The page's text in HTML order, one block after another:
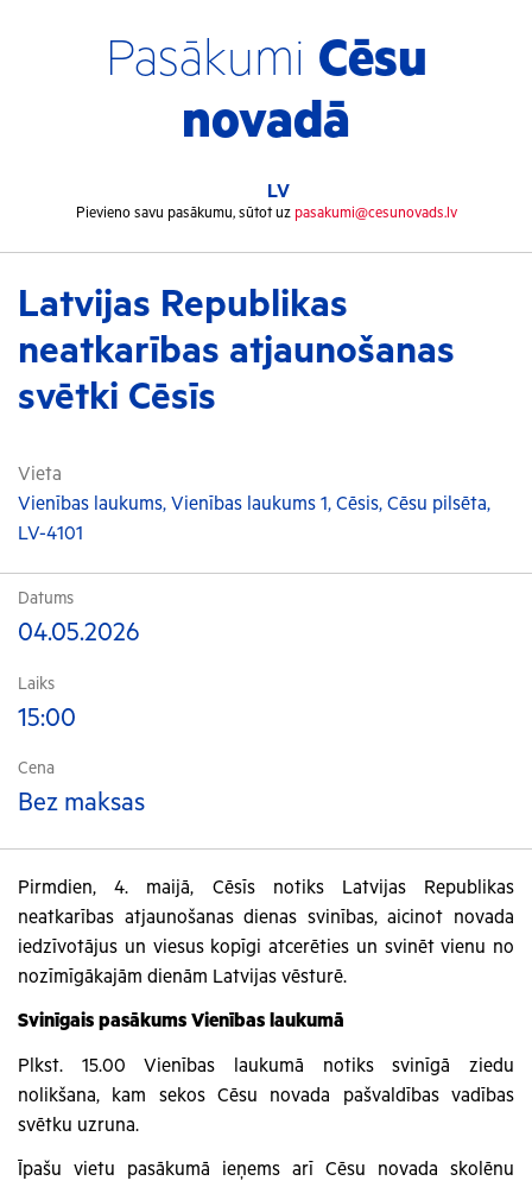
Pasākumi Cēsu
novadā
LV
Pievieno savu pasākumu, sūtot uz pasakumi@cesunovads.lv
Latvijas Republikas
neatkarības atjaunošanas
svētki Cēsīs
Vieta
Vienības laukums, Vienības laukums 1, Cēsis, Cēsu pilsēta,
LV-4101
Datums
04.05.2026
Laiks
15:00
Cena
Bez maksas
Pirmdien, 4. maijā, Cēsīs notiks Latvijas Republikas
neatkarības atjaunošanas dienas svinības, aicinot novada
iedzīvotājus un viesus kopīgi atcerēties un svinēt vienu no
nozīmīgākajām dienām Latvijas vēsturē.
Svinīgais pasākums Vienības laukumā
Plkst. 15.00 Vienības laukumā notiks svinīgā ziedu
nolikšana, kam sekos Cēsu novada pašvaldības vadības
svētku uzruna.
Īpašu vietu pasākumā ieņems arī Cēsu novada skolēnu